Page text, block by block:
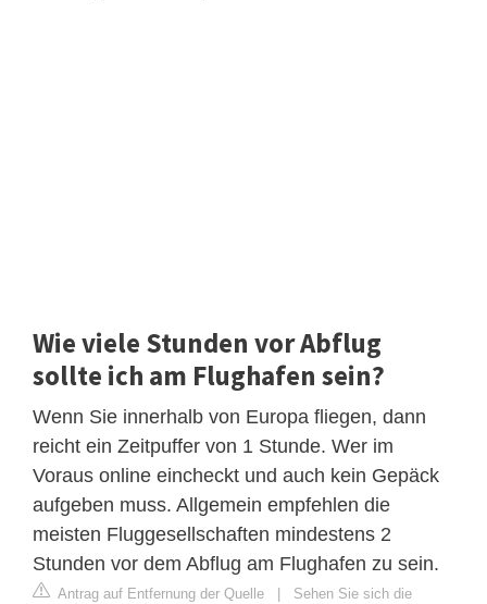
Wie viele Stunden vor Abflug
sollte ich am Flughafen sein?
Wenn Sie innerhalb von Europa fliegen, dann
reicht ein Zeitpuffer von 1 Stunde. Wer im
Voraus online eincheckt und auch kein Gepäck
aufgeben muss. Allgemein empfehlen die
meisten Fluggesellschaften mindestens 2
Stunden vor dem Abflug am Flughafen zu sein.
Antrag auf Entfernung der Quelle
Sehen Sie sich die